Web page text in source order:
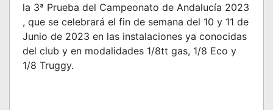
la 3ª Prueba del Campeonato de Andalucía 2023
, que se celebrará el fin de semana del 10 y 11 de
Junio de 2023 en las instalaciones ya conocidas
del club y en modalidades 1/8tt gas, 1/8 Eco y
1/8 Truggy.